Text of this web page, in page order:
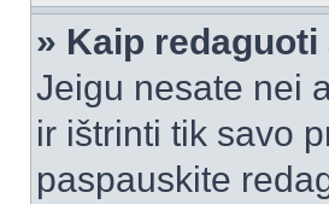
» Kaip
Jeigu nesate nei
ir ištrinti tik savo
paspauskite